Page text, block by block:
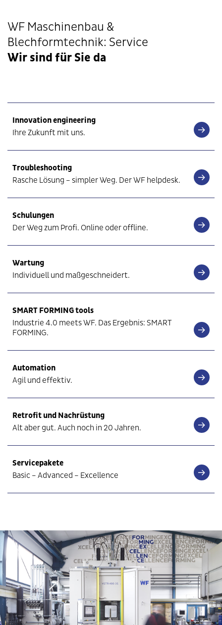
WF Maschinenbau &
Blechformtechnik: Service
Wir sind für Sie da
Innovation engineering
Ihre Zukunft mit uns.
Troubleshooting
Rasche Lösung – simpler Weg. Der WF helpdesk.
Schulungen
Der Weg zum Profi. Online oder offline.
Wartung
Individuell und maßgeschneidert.
SMART FORMING tools
Industrie 4.0 meets WF. Das Ergebnis: SMART
FORMING.
Automation
Agil und effektiv.
Retrofit und Nachrüstung
Alt aber gut. Auch noch in 20 Jahren.
Servicepakete
Basic – Advanced – Excellence